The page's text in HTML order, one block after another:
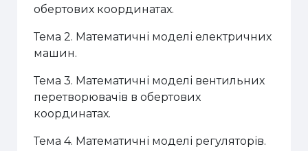
обертових координатах.
Тема 2. Математичні моделі електричних
машин.
Тема 3. Математичні моделі вентильних
перетворювачів в обертових
координатах.
Тема 4. Математичні моделі регуляторів.